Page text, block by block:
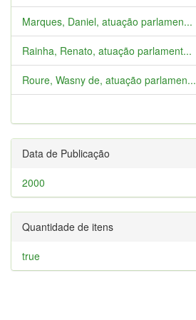
Marques, Daniel, atuação parlamen...
Rainha, Renato, atuação parlament...
Roure, Wasny de, atuação parlamen...
Data de Publicação
2000
Quantidade de itens
true